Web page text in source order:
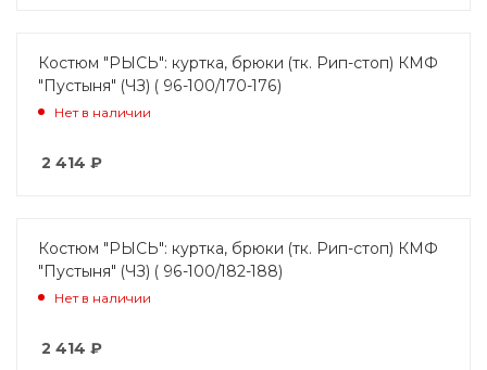
Костюм "РЫСЬ": куртка, брюки (тк. Рип-стоп) КМФ
"Пустыня" (ЧЗ) ( 96-100/170-176)
Нет в наличии
2 414 ₽
Костюм "РЫСЬ": куртка, брюки (тк. Рип-стоп) КМФ
"Пустыня" (ЧЗ) ( 96-100/182-188)
Нет в наличии
2 414 ₽